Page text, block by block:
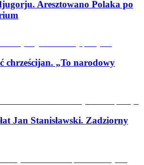
Aresztowano Polaka po
chrześcijan. „To narodowy
Jan Stanisławski. Zadziorny